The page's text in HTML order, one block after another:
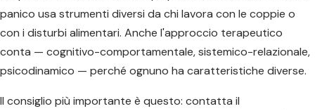
panico usa strumenti diversi da chi lavora con le coppie o
con i disturbi alimentari. Anche l'approccio terapeutico
conta — cognitivo-comportamentale, sistemico-relazionale,
psicodinamico — perché ognuno ha caratteristiche diverse.
Il consiglio più importante è questo: contatta il